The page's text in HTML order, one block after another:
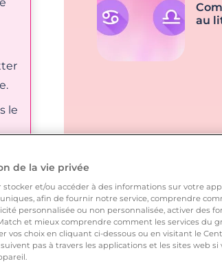
le
au
de la vie privée
et/ou accéder à des informations sur votre
afin de fournir notre service, comprendre
personnalisée ou non personnalisée, activer des
et mieux comprendre comment les services du
vos choix en cliquant ci-dessous ou en visitant le
pas à travers les applications et les sites web si